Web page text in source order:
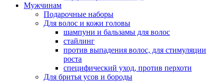
Мужчинам
Подарочные наборы
Для волос и кожи головы
шампуни и бальзамы для волос
стайлинг
против выпадения волос, для стимуляции
роста
специфический уход, против перхоти
Для бритья усов и бороды